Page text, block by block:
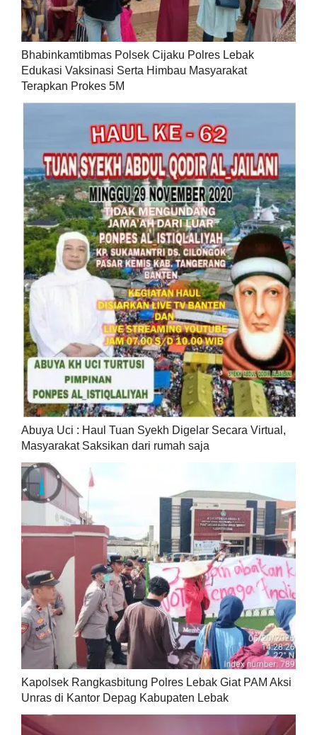
Bhabinkamtibmas Polsek Cijaku Polres Lebak
Edukasi Vaksinasi Serta Himbau Masyarakat
Terapkan Prokes 5M
Abuya Uci : Haul Tuan Syekh Digelar Secara Virtual,
Masyarakat Saksikan dari rumah saja
Kapolsek Rangkasbitung Polres Lebak Giat PAM Aksi
Unras di Kantor Depag Kabupaten Lebak